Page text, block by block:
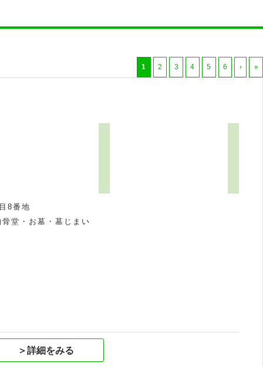
1 2 3 4 5 6 › »
8番地
堂・お墓・墓じまい
＞詳細をみる